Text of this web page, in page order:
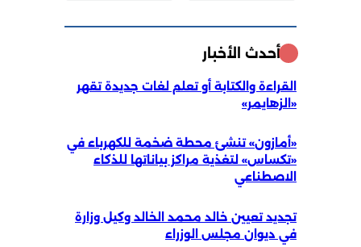
أحدث الأخبار
القراءة والكتابة أو تعلم لغات جديدة تقهر
«الزهايمر»
«أمازون» تنشئ محطة ضخمة للكهرباء في
«تكساس» لتغذية مراكز بياناتها للذكاء
الاصطناعي
تجديد تعيين خالد محمد الخالد وكيل وزارة
في ديوان مجلس الوزراء